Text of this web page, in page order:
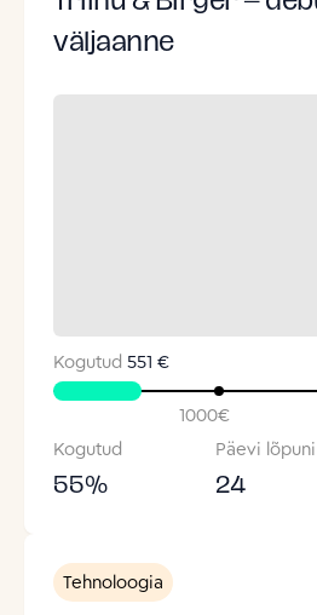
väljaanne
Kogutud 551 €
1000€
Kogutud
55%
Päevi lõpuni
24
Tehnoloogia